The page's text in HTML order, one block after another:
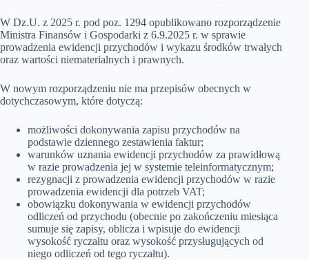
W Dz.U. z 2025 r. pod poz. 1294 opublikowano rozporządzenie
Ministra Finansów i Gospodarki z 6.9.2025 r. w sprawie
prowadzenia ewidencji przychodów i wykazu środków trwałych
oraz wartości niematerialnych i prawnych.
W nowym rozporządzeniu nie ma przepisów obecnych w
dotychczasowym, które dotyczą:
możliwości dokonywania zapisu przychodów na
podstawie dziennego zestawienia faktur;
warunków uznania ewidencji przychodów za prawidłową
w razie prowadzenia jej w systemie teleinformatycznym;
rezygnacji z prowadzenia ewidencji przychodów w razie
prowadzenia ewidencji dla potrzeb VAT;
obowiązku dokonywania w ewidencji przychodów
odliczeń od przychodu (obecnie po zakończeniu miesiąca
sumuje się zapisy, oblicza i wpisuje do ewidencji
wysokość ryczałtu oraz wysokość przysługujących od
niego odliczeń od tego ryczałtu).